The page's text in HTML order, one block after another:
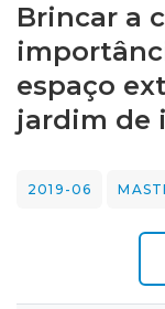
Statistics
Brincar a
espaço
jardim de
2019-06